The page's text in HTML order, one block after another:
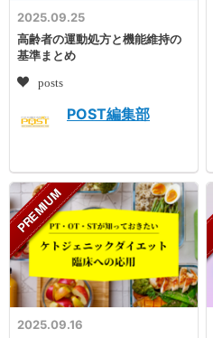
2025.09.25
高齢者の運動処方と機能維持の
基準まとめ
posts
POST編集部
2025.09.16